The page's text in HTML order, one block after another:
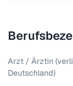
Arzt / Ärztin
Deutschland)